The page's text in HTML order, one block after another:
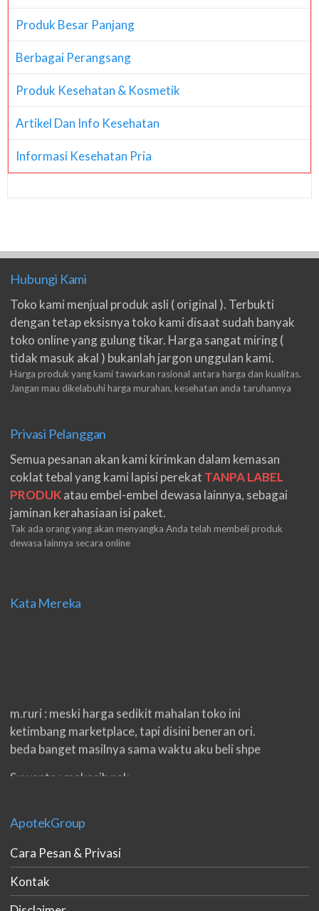
Produk Besar Panjang
Berbagai Perangsang
Produk Kesehatan & Kosmetik
Artikel Dan Info Kesehatan
Informasi Kesehatan Pria
Hubungi Kami
Toko kami menjual produk asli ( original ). Terbukti
dengan tetap eksisnya toko kami disaat sudah banyak
toko online yang gulung tikar. Harga sangat miring (
tidak masuk akal ) bukanlah jargon unggulan kami.
Harga produk yang kami tawarkan rasional antara harga dan kualitas.
Jangan mau dikelabuhi harga murahan, kesehatan anda taruhannya
Privasi Pelanggan
Semua pesanan akan kami kirimkan dalam kemasan
coklat tebal yang kami lapisi perekat TANPA LABEL
PRODUKatau embel-embel dewasa lainnya, sebagai
jaminan kerahasiaan isi paket.
Tak ada orang yang akan menyangka Anda telah membeli produk
dewasa lainnya secara online
Kata Mereka
m.ruri : meski harga sedikit mahalan toko ini
ketimbang marketplace, tapi disini beneran ori.
beda banget masilnya sama waktu aku beli shpe
Suwanto : makasih pak.
double. beneran sama sekali tidak ada nama
eko padang : ko brang udh sampek, kan bru 2 hri
gan. cpet bgt
ApotekGroup
Cara Pesan & Privasi
Kontak